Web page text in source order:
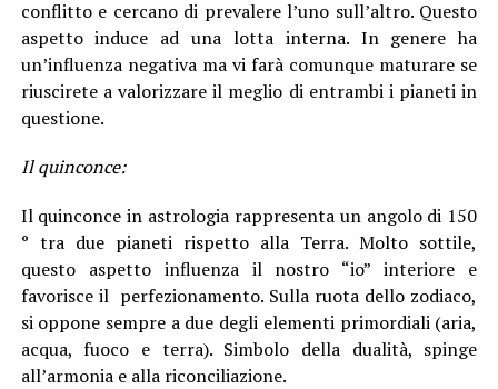
conflitto e cercano di prevalere l’uno sull’altro. Questo
aspetto induce ad una lotta interna. In genere ha
un’influenza negativa ma vi farà comunque maturare se
riuscirete a valorizzare il meglio di entrambi i pianeti in
questione.
Il quinconce:
Il quinconce in astrologia rappresenta un angolo di 150
° tra due pianeti rispetto alla Terra. Molto sottile,
questo aspetto influenza il nostro “io” interiore e
favorisce il perfezionamento. Sulla ruota dello zodiaco,
si oppone sempre a due degli elementi primordiali (aria,
acqua, fuoco e terra). Simbolo della dualità, spinge
all’armonia e alla riconciliazione.